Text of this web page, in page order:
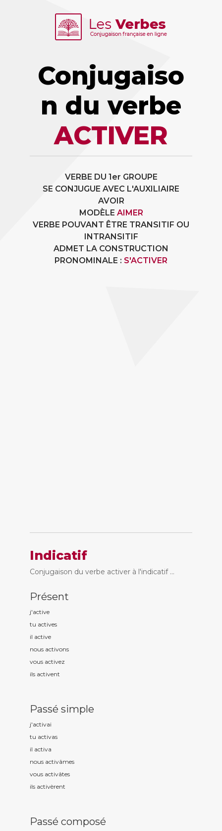
Conjugaiso
n du verbe
ACTIVER
VERBE DU 1er GROUPE
SE CONJUGUE AVEC L'AUXILIAIRE
AVOIR
MODÈLE AIMER
VERBE POUVANT ÊTRE TRANSITIF OU
INTRANSITIF
ADMET LA CONSTRUCTION
PRONOMINALE : S'ACTIVER
Indicatif
Conjugaison du verbe activer à l'indicatif ...
Présent
j'active
tu actives
il active
nous activons
vous activez
ils activent
Passé simple
j'activai
tu activas
il activa
nous activâmes
vous activâtes
ils activèrent
Passé composé